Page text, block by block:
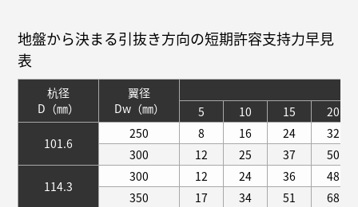
地盤から決まる引抜き方向の短期許容支持力早見
表
杭径
D（㎜）
翼径
Dw（㎜）
5 10 15
20
101.6
250 8 16 24
32
300
12 25 37
50
114.3
300 12 24 36
48
350
17 34 51 68